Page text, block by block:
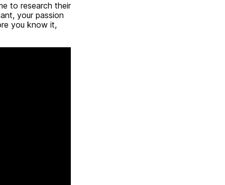
to research their
your passion
you know it,